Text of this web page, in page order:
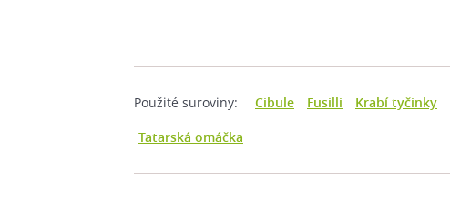
Použité suroviny: Cibule Fusilli Krabí tyčinky
Tatarská omáčka